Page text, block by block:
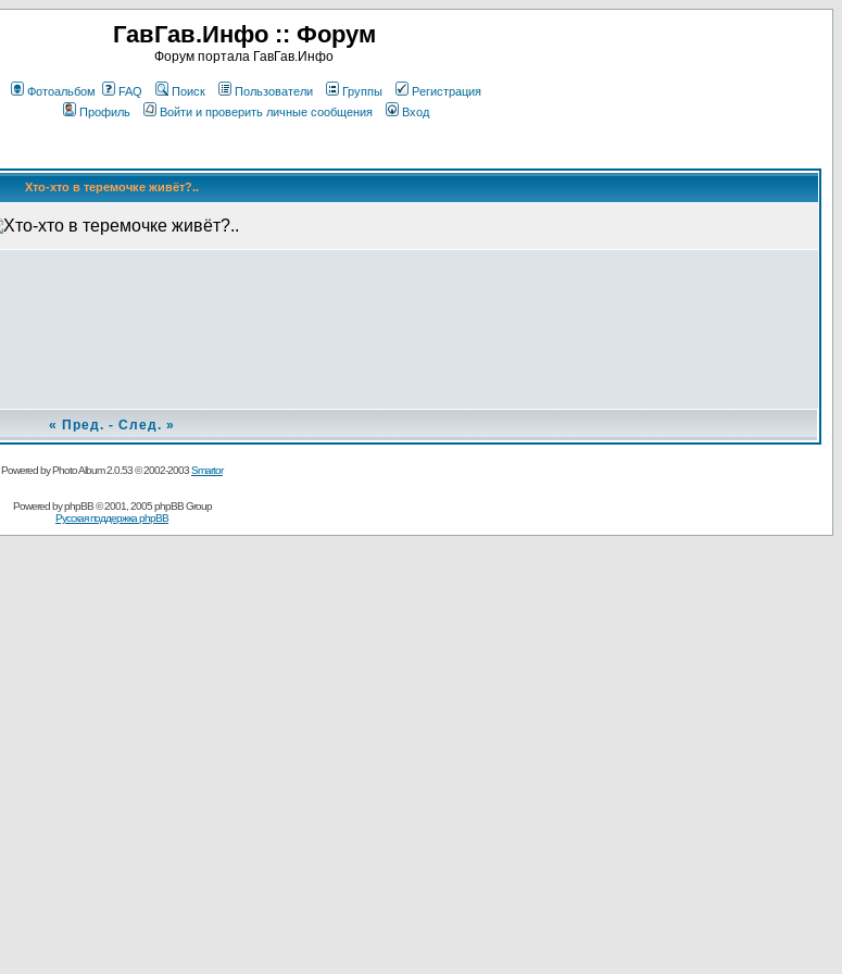
ГавГав.Инфо :: Форум
Форум портала ГавГав.Инфо
Фотоальбом FAQ Поиск Пользователи Группы
Регистрация
Профиль
Войти и проверить личные сообщения Вход
Хто-хто в теремочке живёт?..
« Пред. - След. »
Powered by Photo Album 2.0.53 © 2002-2003Smartor
Powered byphpBB© 2001, 2005 phpBB Group
Русская поддержка phpBB